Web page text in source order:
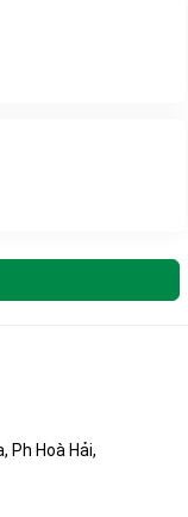
Ph Hoà Hải,